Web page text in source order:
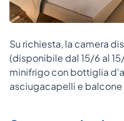
Su richiesta, la camera
(disponibile dal 15/6 al
minifrigo con bottiglia
asciugacapelli e balcone